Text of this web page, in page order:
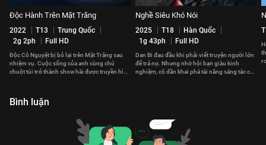
Độc Hành Trên Mặt Trăng
2022 T13
Trung Quốc
2g 2ph
Full HD
Độc Cô Nguyệt bị bỏ lại trên Mặt Trăng sau
nhiệm vụ. Cuộc sống của anh cùng chú
chuột túi trở thành show hài được truyền hình
Nghề Siêu Khó Nói
2025 T18
Hàn Quốc
1g 43ph
Full HD
Dan Bi đau đầu khi phải viết truyện người lớn
để trả nợ. Nhưng nhờ hội bạn giàu kinh
nghiệm, cô dần khai phá tài năng sáng tác của
Bình luận